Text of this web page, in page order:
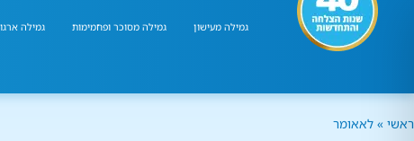
גמילה מעישון גמילה מסוכר ופחמימות גמילה
ראשי » לאאומר